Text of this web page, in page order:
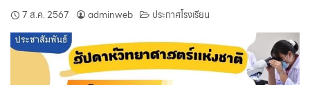
7 ส.ค. 2567 adminweb ประกาศโรงเรียน